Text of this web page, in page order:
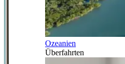
Ozeanien
Überfahrten